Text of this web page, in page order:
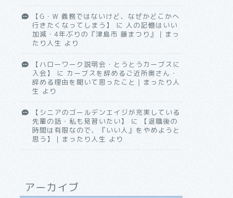
【G・W 義務ではないけど、なぜかどこかへ
行きたくなってしまう】
に 人の記憶はいい
加減・4年ぶりの『津島市 藤まつり』｜まっ
たり人生 より
【ハローワーク説明会・とうとうカーブスに
入会】
に カーブスを辞めるご近所奥さん・
辞める理由を聞いて思ったこと｜まったり人
生 より
【シニアのゴールデンエイジが充実している
先輩の話・私も見習いたい】
に
【退職後の
時間は有限なので、『いい人』をやめようと
思う】｜まったり人生 より
アーカイブ